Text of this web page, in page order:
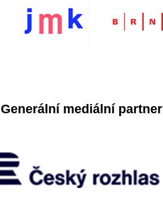
Generální mediální partner